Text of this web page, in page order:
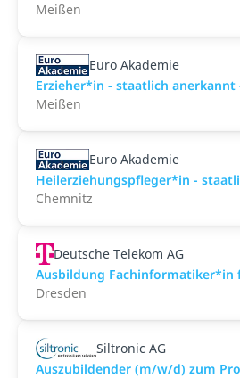
Meißen
Euro Akademie
Erzieher*in - staatlich anerkannt
Meißen
Euro Akademie
Heilerziehungspfleger*in -
Chemnitz
Deutsche Telekom AG
Ausbildung
Dresden
Siltronic AG
Auszubildender (m/w/d) zum